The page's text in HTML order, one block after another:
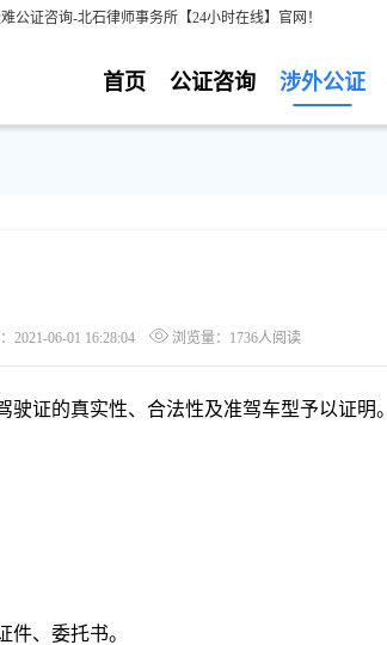
公证咨询-北石律师事务所【24小时在线】官网！
涉外公证
公证咨询
首页
2021-06-01 16:28:04 浏览量：1736人阅读
证的真实性、合法性及准驾车型予以证明。
、委托书。